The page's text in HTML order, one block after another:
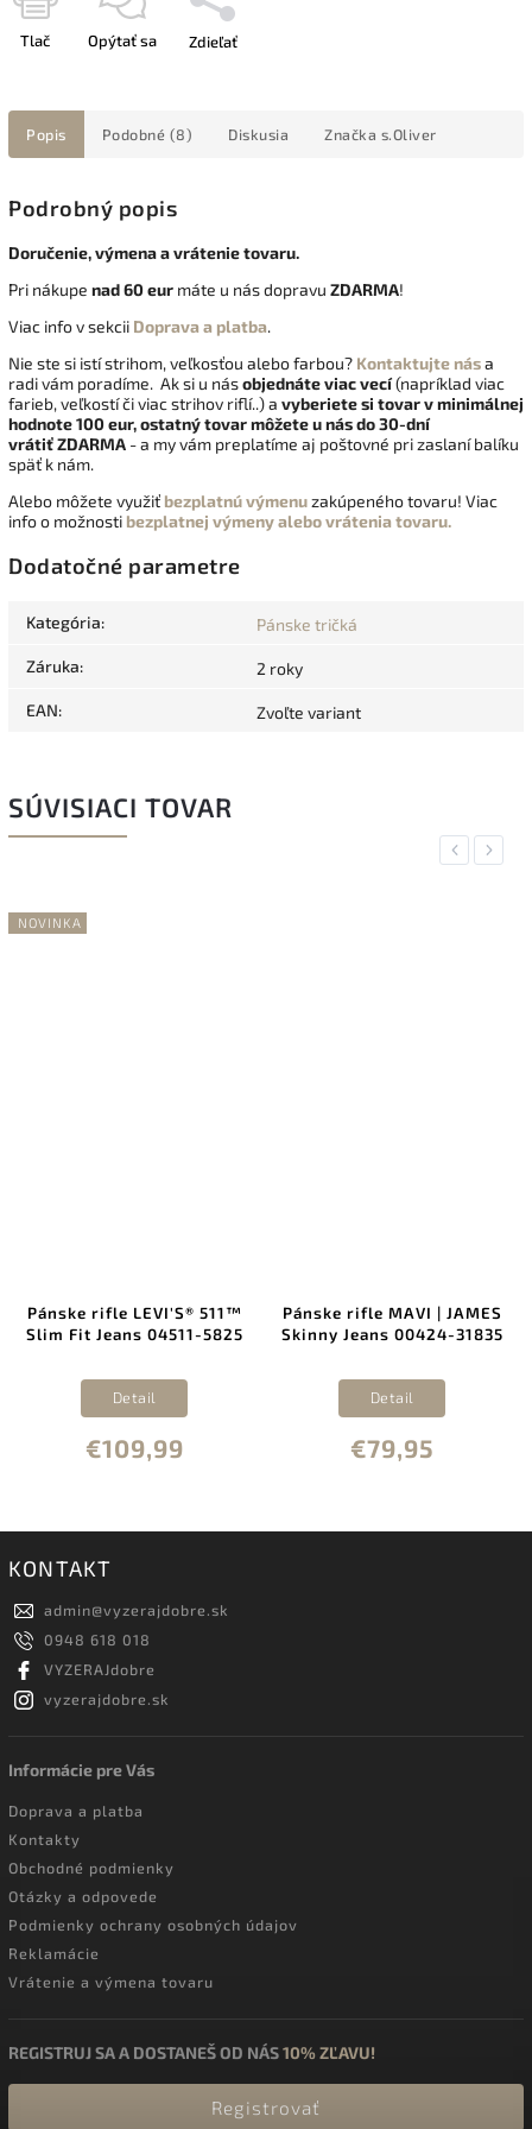
Tlač Opýtať sa Zdieľať
Popis Podobné (8) Diskusia Značka s.Oliver
Podrobný popis
Doručenie, výmena a vrátenie tovaru.
Pri nákupe nad 60 eur máte u nás dopravu ZDARMA!
Viac info v sekcii Doprava a platba.
Nie ste si istí strihom, veľkosťou alebo farbou? Kontaktujte nása
radi vám poradíme. Ak si u násobjednáte viac vecí(napríklad viac
farieb, veľkostí či viac strihov riflí..) a vyberiete si tovar v minimálnej
hodnote 100 eur, ostatný tovar môžete u nás do 30-dní
vrátiťZDARMA - a my vám preplatíme aj poštovné pri zaslaní balíku
späť k nám.
Alebo môžete využiť bezplatnú výmenuzakúpeného tovaru! Viac
info o možnosti bezplatnej výmeny alebo vrátenia tovaru.
Dodatočné parametre
Kategória: Pánske tričká
Záruka: 2 roky
EAN: Zvoľte variant
SÚVISIACI TOVAR
Previous
NOVINKA
Pánske rifle LEVI'S® 511™
Slim Fit Jeans 04511-5825
€109,99
Detail
Pánske rifle MAVI | JAMES
Skinny Jeans 00424-31835
€79,95
Detail
Next
KONTAKT
admin@vyzerajdobre.sk
0948 618 018
VYZERAJdobre
vyzerajdobre.sk
Informácie pre Vás
Doprava a platba
Kontakty
Obchodné podmienky
Otázky a odpovede
Podmienky ochrany osobných údajov
Reklamácie
Vrátenie a výmena tovaru
REGISTRUJ SA A DOSTANEŠ OD NÁS10% ZĽAVU!
Registrovať